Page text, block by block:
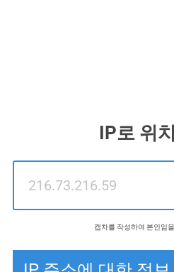
IP로 위
캡차를 작성하여 본인임